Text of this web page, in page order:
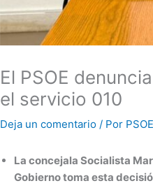
El PSOE
el servicio 010
Deja un comentario / Por
La concejala Socialista
Gobierno toma esta